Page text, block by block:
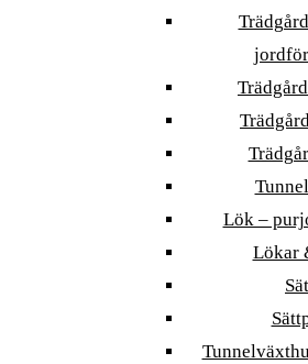
Lök –
Lökar